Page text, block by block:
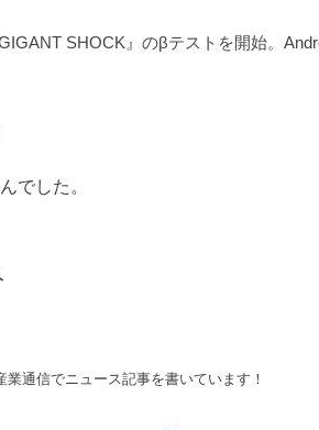
SHOCK』のβテストを開始。
でした。
業通信でニュース記事を書いています！